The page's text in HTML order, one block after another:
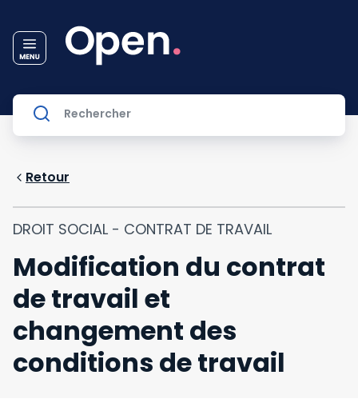
Retour
DROIT SOCIAL - CONTRAT DE TRAVAIL
Modification du contrat
de travail et
changement des
conditions de travail